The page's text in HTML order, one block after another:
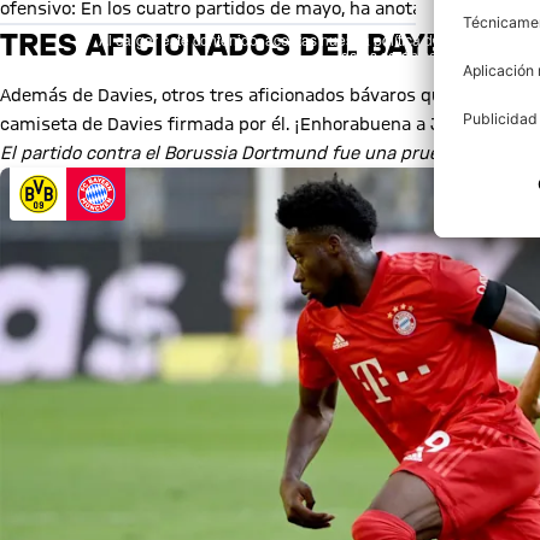
ofensivo: En los cuatro partidos de mayo, ha anotado dos goles
Al cargar este contenido, aceptas nuestra política de cookies para
datos serán compartidos con
TRES AFICIONADOS DEL BAYERN
Además de Davies, otros tres aficionados bávaros que votaron
camiseta de Davies firmada por él. ¡Enhorabuena a Jan
El partido contra el Borussia Dortmund fue una prueba